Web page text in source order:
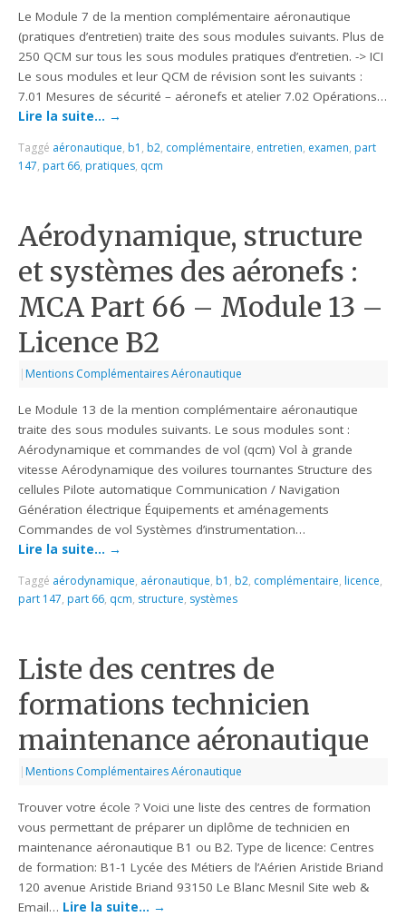
Le Module 7 de la mention complémentaire aéronautique
(pratiques d’entretien) traite des sous modules suivants. Plus de
250 QCM sur tous les sous modules pratiques d’entretien. -> ICI
Le sous modules et leur QCM de révision sont les suivants :
7.01 Mesures de sécurité – aéronefs et atelier 7.02 Opérations…
Lire la suite… →
Taggé aéronautique, b1 , b2, complémentaire, entretien, examen, part
147, part 66, pratiques, qcm
Aérodynamique, structure
et systèmes des aéronefs :
MCA Part 66 – Module 13 –
Licence B2
| Mentions Complémentaires Aéronautique
Le Module 13 de la mention complémentaire aéronautique
traite des sous modules suivants. Le sous modules sont :
Aérodynamique et commandes de vol (qcm) Vol à grande
vitesse Aérodynamique des voilures tournantes Structure des
cellules Pilote automatique Communication / Navigation
Génération électrique Équipements et aménagements
Commandes de vol Systèmes d’instrumentation…
Lire la suite… →
Taggé aérodynamique, aéronautique, b1 , b2, complémentaire, licence,
part 147, part 66, qcm, structure, systèmes
Liste des centres de
formations technicien
maintenance aéronautique
| Mentions Complémentaires Aéronautique
Trouver votre école ? Voici une liste des centres de formation
vous permettant de préparer un diplôme de technicien en
maintenance aéronautique B1 ou B2. Type de licence: Centres
de formation: B1-1 Lycée des Métiers de l’Aérien Aristide Briand
120 avenue Aristide Briand 93150 Le Blanc Mesnil Site web &
Email… Lire la suite… →